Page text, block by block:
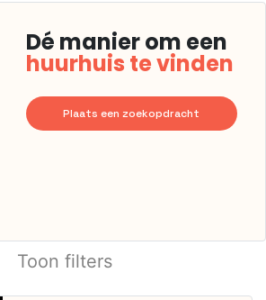
Dé manier om een
huurhuis te vinden
Plaats een zoekopdracht
Toon filters